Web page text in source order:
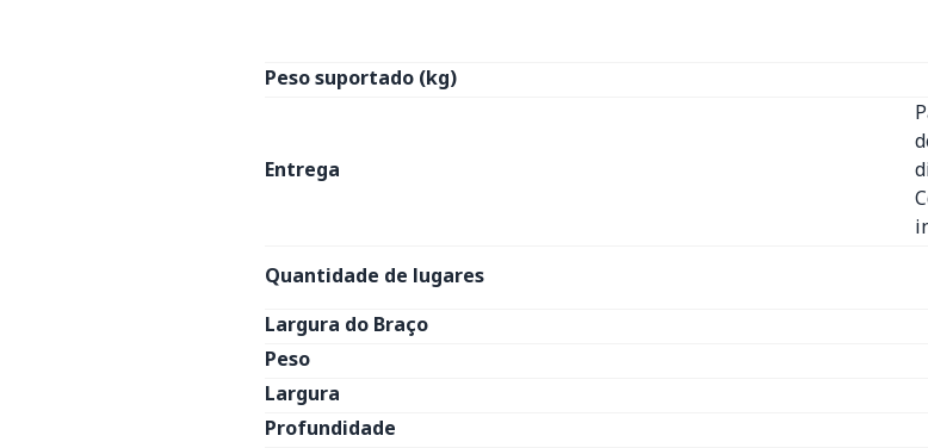
Peso suportado (kg)
Entrega
Quantidade de lugares
Largura do Braço
Peso
Largura
Profundidade